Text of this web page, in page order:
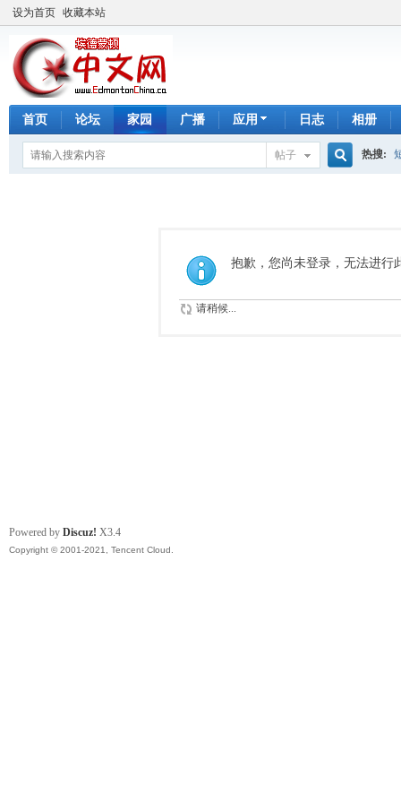
设为首页 收藏本站
首页 论坛 家园 广播 应用 日志 相册
帖子
索
热搜:
抱歉，您尚未登录，无法进行
请稍候...
Powered by Discuz! X3.4
Copyright © 2001-2021, Tencent Cloud.